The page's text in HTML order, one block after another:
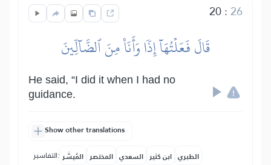
20: 26
قَالَ فَعَلۡتُهَآ إِذٗا وَأَنَا۠ مِنَ ٱلضَّآلِّينَ
He said, “I did it when I had no
guidance.
Show other translations
التفاسير: المُيسَّر المختصر السعدي ابن كثير الطبري